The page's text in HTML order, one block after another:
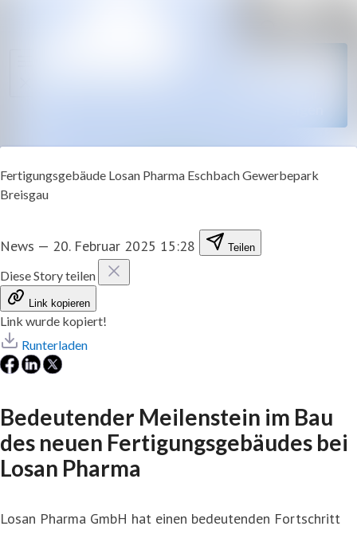
Fertigungsgebäude Losan Pharma Eschbach Gewerbepark
Breisgau
News — 20. Februar 2025 15:28 Teilen
Diese Story teilen
Link kopieren
Link wurde kopiert!
Runterladen
Bedeutender Meilenstein im Bau
des neuen Fertigungsgebäudes bei
Losan Pharma
Losan Pharma GmbH hat einen bedeutenden Fortschritt